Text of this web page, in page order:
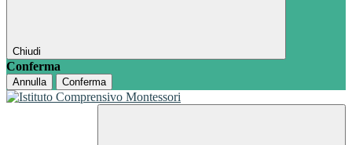
Chiudi
Conferma
Annulla Conferma